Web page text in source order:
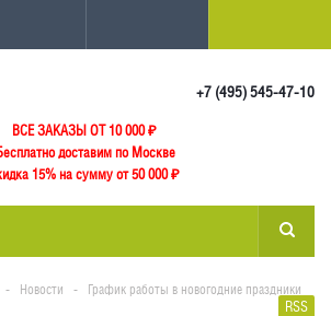
+7 (495) 545-47-10
ВСЕ ЗАКАЗЫ ОТ 10 000₽
доставим по Москве
15% на сумму от 50 000 ₽
- Новости - График работы в новогодние праздники
RSS